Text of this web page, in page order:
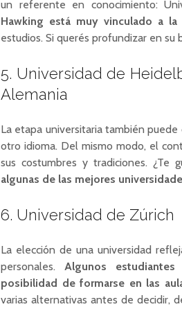
un referente en conocimiento:
Hawking está muy vinculado a
estudios. Si querés profundizar en
5. Universidad de
Alemania
La etapa universitaria también
otro idioma. Del mismo modo, el
sus costumbres y tradiciones. ¿Te
algunas de las mejores
6. Universidad de Zúrich
La elección de una universidad
personales. Algunos
posibilidad de formarse en las
varias alternativas antes de decidir,